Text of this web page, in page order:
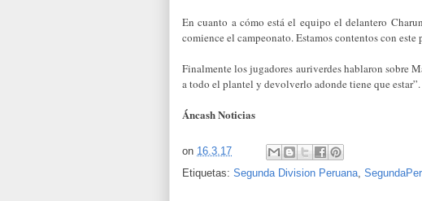
En cuanto a cómo está el equipo el delantero
comience el campeonato. Estamos contentos con este
Finalmente los jugadores auriverdes hablaron sobre
a todo el plantel y devolverlo adonde tiene que estar”.
Áncash Noticias
on 16.3.17
Etiquetas: Segunda Division Peruana